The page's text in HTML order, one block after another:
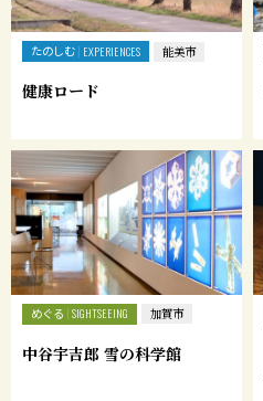
たのしむ EXPERIENCES 能美市
健康ロード
めぐる SIGHTSEEING 加賀市
中谷宇吉郎 雪の科学館